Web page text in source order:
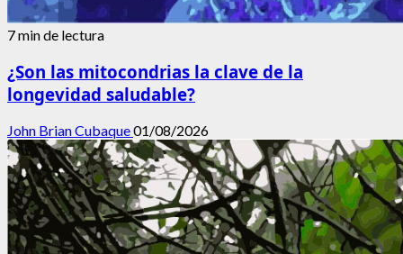
7 min de lectura
¿Son las mitocondrias la clave de la
longevidad saludable?
John Brian Cubaque01/08/2026